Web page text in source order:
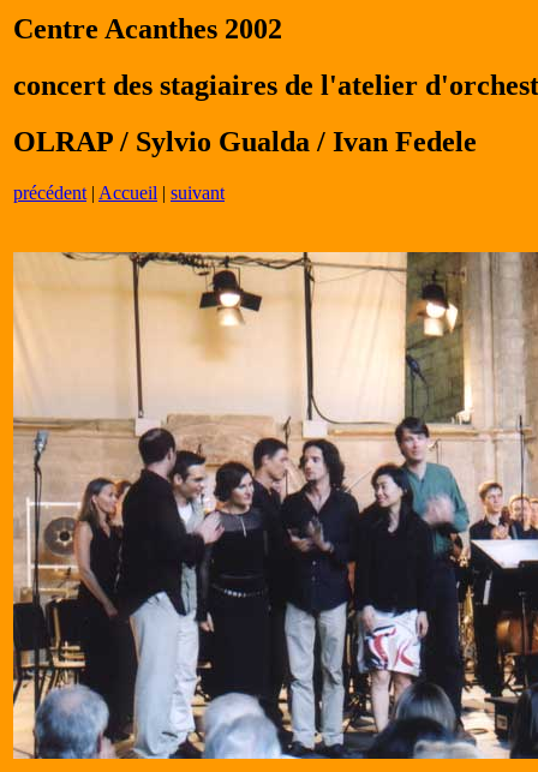
Centre Acanthes 2002
concert des stagiaires de l'atelier
OLRAP / Sylvio Gualda / Ivan Fedele
précédent | Accueil | suivant